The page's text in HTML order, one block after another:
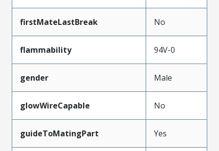
firstMateLastBreak No
flammability 94V-0
gender Male
glowWireCapable No
guideToMatingPart Yes